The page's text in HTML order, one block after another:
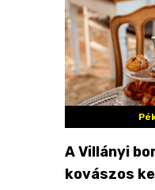
A Villányi
kovászos